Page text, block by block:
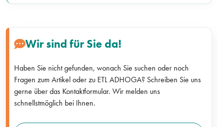
Wir sind für Sie da!
Haben Sie nicht gefunden, wonach Sie suchen oder noch
Fragen zum Artikel oder zu ETL ADHOGA? Schreiben Sie uns
gerne über das Kontaktformular. Wir melden uns
schnellstmöglich bei Ihnen.